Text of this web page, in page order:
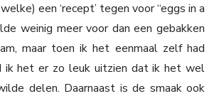
een ‘recept’ tegen voor “eggs in a
weinig meer voor dan een gebakken
maar toen ik het eenmaal zelf had
ik het er zo leuk uitzien dat ik het wel
delen. Daarnaast is de smaak ook